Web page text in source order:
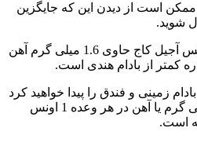
ممکن است از دیدن این که جایگزین
شوید.
به عنوان مثال، یک وعده 1 اونس آجیل کاج حاوی 1.6 میلی گرم آهن
کمتر از بادام هندی است.
زمینی و فندق را پیدا خواهید کرد
که هر یک از آنها حاوی 1.3 میلی گرم یا آهن در هر وعده 1 اونس